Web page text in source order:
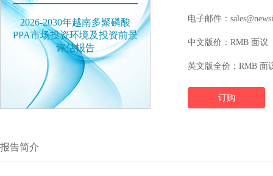
2026-2030年越南多聚磷酸
PPA市场投资环境及投资前景
评估报告
电子邮件：
中文版价：RMB 面议
英文版全价：RMB 面
订购
报告简介